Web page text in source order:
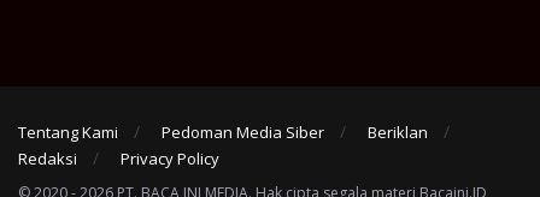
Tentang Kami Pedoman Media Siber
Beriklan
Redaksi
Privacy Policy
© 2020 - 2026 PT. BACA INI MEDIA. Hak cipta segala materi Bacaini.ID